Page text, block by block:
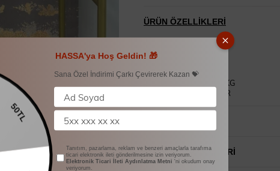
ÜRÜN ÖZELLIKLERI
TUNİK 55 CM
ETEK 96 CM
BELİ LASTİKLİDİR
MANKEN 170 BOY 55 KG
1 BEDEN GİYMEKTEDİR
ÖDEME SEÇENEKLERI
50TL
HASSA'ya Hoş Geldin! 🎁
Sana Özel İndirimi Çarkı Çevirerek Kazan 💝
Tanıtım, pazarlama, reklam ve benzeri amaçlarla tarafıma
ticari elektronik ileti gönderilmesine izin veriyorum.
Elektronik Ticari İleti Aydınlatma Metni 'ni okudum onay
veriyorum.